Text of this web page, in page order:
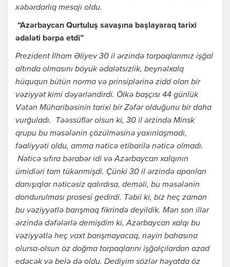
xəbərdarlıq mesajı oldu.
“Azərbaycan Qurtuluş savaşına başlayaraq tarixi
ədaləti bərpa etdi”
Prezident İlham Əliyev 30 il ərzində torpaqlarımız işğal
altında olmasını böyük ədalətsizlik, beynəlxalq
hüququn bütün norma və prinsiplərinə zidd olan bir
vəziyyət kimi dəyərləndirdi. Ölkə başçısı 44 günlük
Vətən Müharibəsinin tarixi bir Zəfər olduğunu bir daha
vurğuladı. Təəssüflər olsun ki, 30 il ərzində Minsk
qrupu bu məsələnin çözülməsinə yaxınlaşmadı,
fəaliyyəti oldu, amma nəticə etibarilə nəticə olmadı.
Nəticə sıfıra bərabər idi və Azərbaycan xalqının
ümidləri tam tükənmişdi. Çünki 30 il ərzində aparılan
danışıqlar nəticəsiz qalırdısa, deməli, bu məsələnin
dondurulması prosesi gedirdi. Təbii ki, biz heç zaman
bu vəziyyətlə barışmaq fikrində deyildik. Mən son illər
ərzində dəfələrlə demişdim ki, Azərbaycan xalqı bu
vəziyyətlə heç vaxt barışmayacaq, nəyin bahasına
olursa-olsun öz doğma torpaqlarını işğalçılardan azad
edəcək və belə də oldu. Dediyim sözlər həyatda öz